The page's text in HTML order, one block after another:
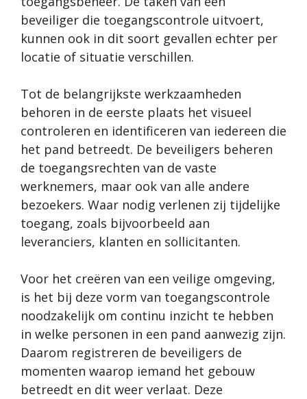
beveiliger die toegangscontrole uitvoert,
kunnen ook in dit soort gevallen echter per
locatie of situatie verschillen.
Tot de belangrijkste werkzaamheden
behoren in de eerste plaats het visueel
controleren en identificeren van iedereen die
het pand betreedt. De beveiligers beheren
de toegangsrechten van de vaste
werknemers, maar ook van alle andere
bezoekers. Waar nodig verlenen zij tijdelijke
toegang, zoals bijvoorbeeld aan
leveranciers, klanten en sollicitanten.
Voor het creëren van een veilige omgeving,
is het bij deze vorm van toegangscontrole
noodzakelijk om continu inzicht te hebben
in welke personen in een pand aanwezig zijn.
Daarom registreren de beveiligers de
momenten waarop iemand het gebouw
betreedt en dit weer verlaat. Deze